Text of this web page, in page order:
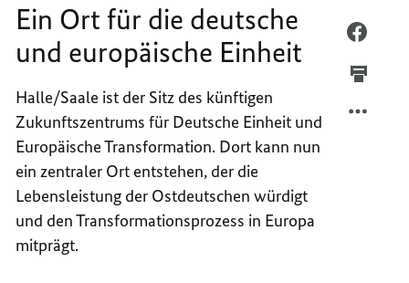
Ein Ort für die deutsche
und europäische Einheit
Halle/Saale ist der Sitz des künftigen
Zukunftszentrums für Deutsche Einheit und
Europäische Transformation. Dort kann nun
ein zentraler Ort entstehen, der die
Lebensleistung der Ostdeutschen würdigt
und den Transformationsprozess in Europa
mitprägt.